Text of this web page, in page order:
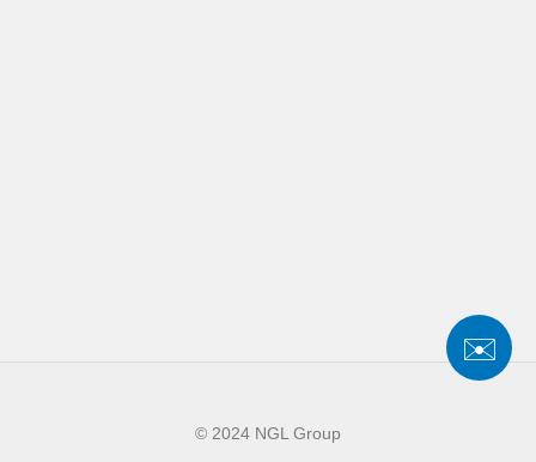
✉️
© 2024 NGL Group